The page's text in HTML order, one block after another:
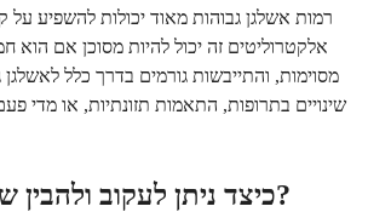
רמות אשלגן גבוהות מאוד יכולות להשפיע על
אלקטרוליטים זה יכול להיות מסוכן אם הוא
מסוימות, והתייבשות גורמים בדרך כלל לאשלגן
שינויים בתרופות, התאמות תזונתיות, או מדי
כיצד ניתן לעקוב ולהבין שינויים לאורך זמן?